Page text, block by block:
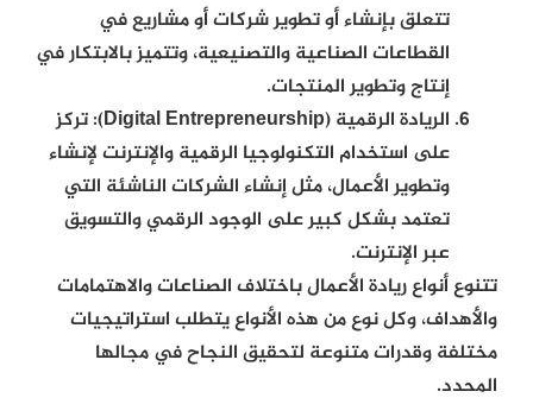
تتعلق بإنشاء أو تطوير شركات أو مشاريع في
القطاعات الصناعية والتصنيعية، وتتميز بالابتكار في
إنتاج وتطوير المنتجات.
الريادة الرقمية (Digital Entrepreneurship):
تركز
على استخدام التكنولوجيا الرقمية والإنترنت لإنشاء
وتطوير الأعمال، مثل إنشاء الشركات الناشئة التي
تعتمد بشكل كبير على الوجود الرقمي والتسويق
عبر الإنترنت.
تتنوع أنواع ريادة الأعمال باختلاف الصناعات والاهتمامات
والأهداف، وكل نوع من هذه الأنواع يتطلب استراتيجيات
مختلفة وقدرات متنوعة لتحقيق النجاح في مجالها
المحدد.